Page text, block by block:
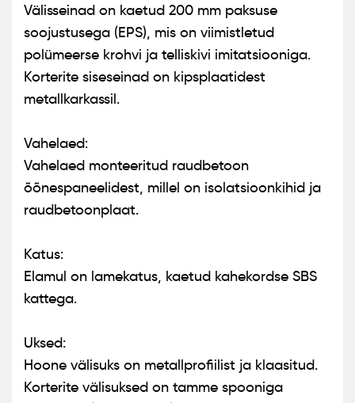
Välisseinad on kaetud 200 mm paksuse
soojustusega (EPS), mis on viimistletud
polümeerse krohvi ja telliskivi imitatsiooniga.
Korterite siseseinad on kipsplaatidest
metallkarkassil.
Vahelaed:
Vahelaed monteeritud raudbetoon
õõnespaneelidest, millel on isolatsioonkihid ja
raudbetoonplaat.
Katus:
Elamul on lamekatus, kaetud kahekordse SBS
kattega.
Uksed:
Hoone välisuks on metallprofiilist ja klaasitud.
Korterite välisuksed on tamme spooniga